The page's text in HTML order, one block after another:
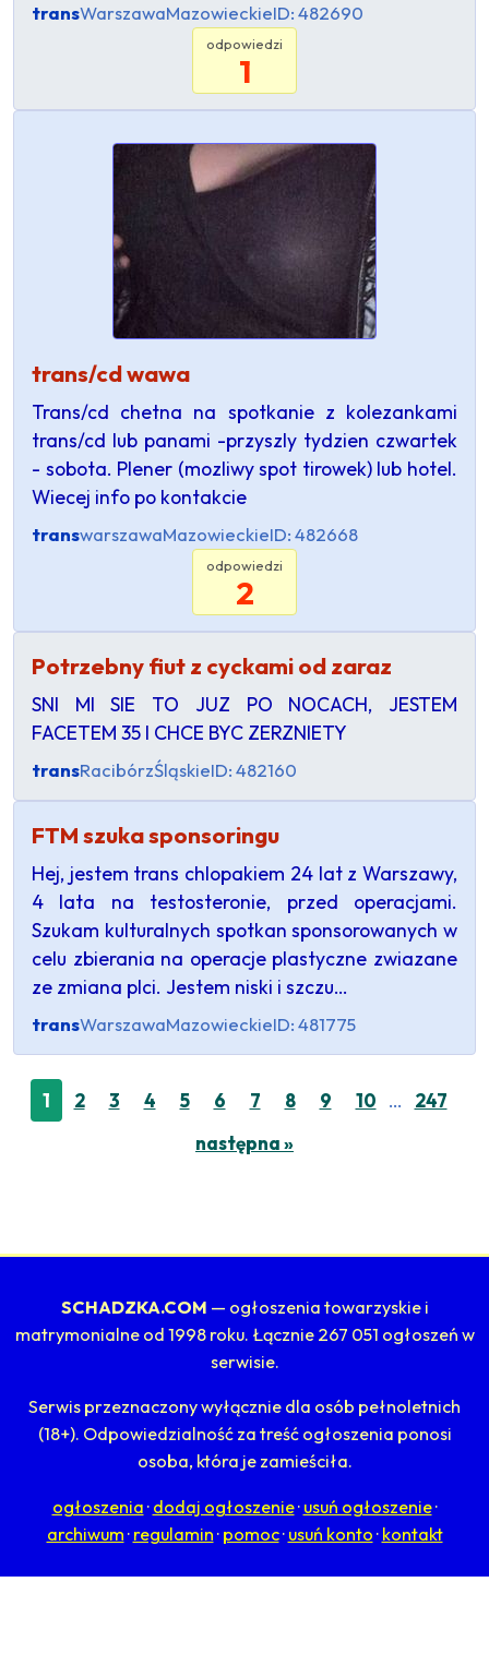
transWarszawaMazowieckieID: 482690
odpowiedzi
1
trans/cd wawa
Trans/cd chetna na spotkanie z kolezankami
trans/cd lub panami -przyszly tydzien czwartek
- sobota. Plener (mozliwy spot tirowek) lub hotel.
Wiecej info po kontakcie
transwarszawaMazowieckieID: 482668
odpowiedzi
2
Potrzebny fiut z cyckami od zaraz
SNI MI SIE TO JUZ PO NOCACH, JESTEM
FACETEM 35 I CHCE BYC ZERZNIETY
transRacibórzŚląskieID: 482160
FTM szuka sponsoringu
Hej, jestem trans chlopakiem 24 lat z Warszawy,
4 lata na testosteronie, przed operacjami.
Szukam kulturalnych spotkan sponsorowanych w
celu zbierania na operacje plastyczne zwiazane
ze zmiana plci. Jestem niski i szczu…
transWarszawaMazowieckieID: 481775
1 2 3 4 5 6 7 8 9 10 …
247
następna »
SCHADZKA.COM — ogłoszenia towarzyskie i
matrymonialne od 1998 roku. Łącznie 267 051 ogłoszeń w
serwisie.
Serwis przeznaczony wyłącznie dla osób pełnoletnich
(18+). Odpowiedzialność za treść ogłoszenia ponosi
osoba, która je zamieściła.
ogłoszenia · dodaj ogłoszenie· usuń ogłoszenie·
archiwum · regulamin · pomoc· usuń konto · kontakt